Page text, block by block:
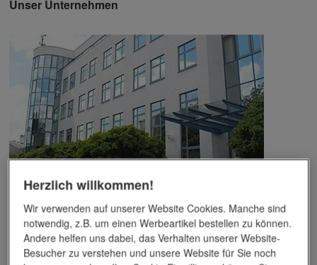
Unser Unternehmen
Das Unternehmen verfügt über jahrzehntelange Erfahrung im
Dieses Wissen kommt unseren Kunden tagtäglich zugute,
insbesondere wenn es um professionellen Werbedruckund
andere Veredelungsverfahren geht.
Herzlich willkommen!
Wir verwenden auf unserer Website Cookies. Manche sind
notwendig, z.B. um einen Werbeartikel bestellen zu können.
Andere helfen uns dabei, das Verhalten unserer Website-
Besucher zu verstehen und unsere Website für Sie noch